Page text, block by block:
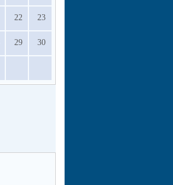
22 23
29 30